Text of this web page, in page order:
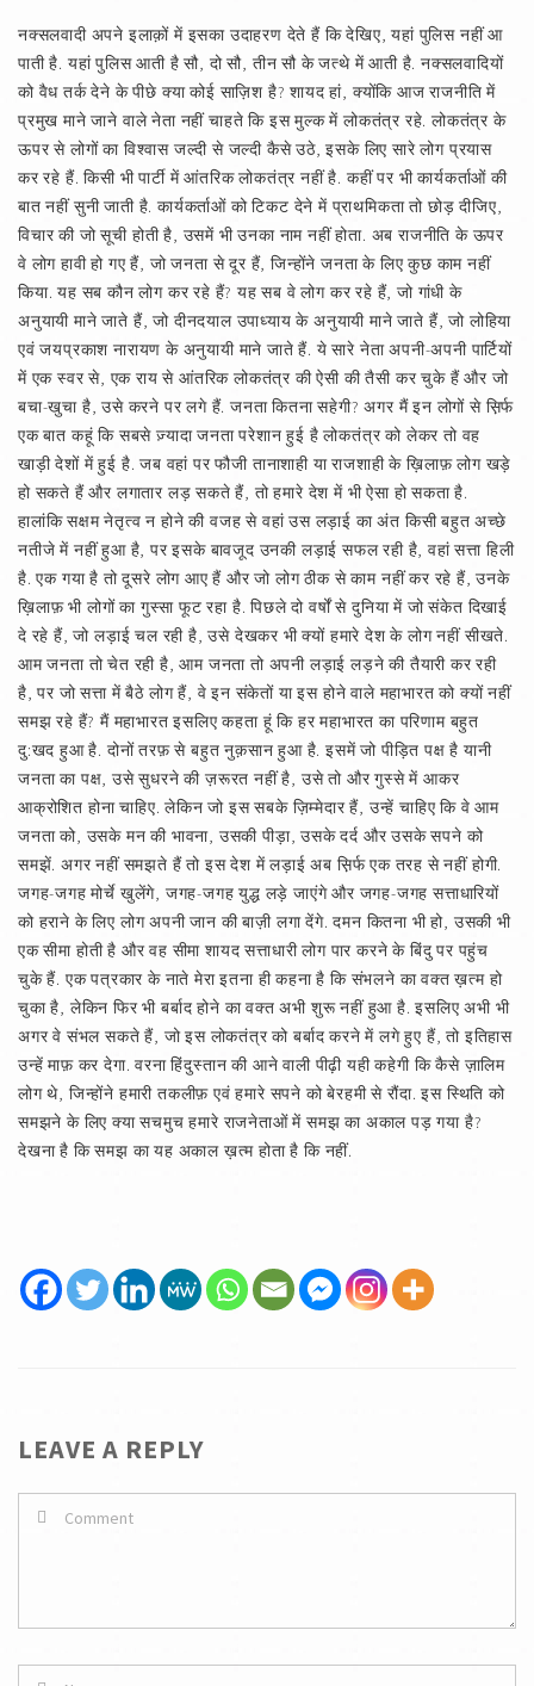
नक्सलवादी अपने इलाक़ों में इसका उदाहरण देते हैं कि देखिए, यहां पुलिस नहीं आ
पाती है. यहां पुलिस आती है सौ, दो सौ, तीन सौ के जत्थे में आती है. नक्सलवादियों
को वैध तर्क देने के पीछे क्या कोई साज़िश है? शायद हां, क्योंकि आज राजनीति में
प्रमुख माने जाने वाले नेता नहीं चाहते कि इस मुल्क में लोकतंत्र रहे. लोकतंत्र के
ऊपर से लोगों का विश्‍वास जल्दी से जल्दी कैसे उठे, इसके लिए सारे लोग प्रयास
कर रहे हैं. किसी भी पार्टी में आंतरिक लोकतंत्र नहीं है. कहीं पर भी कार्यकर्ताओं की
बात नहीं सुनी जाती है. कार्यकर्ताओं को टिकट देने में प्राथमिकता तो छोड़ दीजिए,
विचार की जो सूची होती है, उसमें भी उनका नाम नहीं होता. अब राजनीति के ऊपर
वे लोग हावी हो गए हैं, जो जनता से दूर हैं, जिन्होंने जनता के लिए कुछ काम नहीं
किया. यह सब कौन लोग कर रहे हैं? यह सब वे लोग कर रहे हैं, जो गांधी के
अनुयायी माने जाते हैं, जो दीनदयाल उपाध्याय के अनुयायी माने जाते हैं, जो लोहिया
एवं जयप्रकाश नारायण के अनुयायी माने जाते हैं. ये सारे नेता अपनी-अपनी पार्टियों
में एक स्वर से, एक राय से आंतरिक लोकतंत्र की ऐसी की तैसी कर चुके हैं और जो
बचा-खुचा है, उसे करने पर लगे हैं. जनता कितना सहेगी? अगर मैं इन लोगों से स़िर्फ
एक बात कहूं कि सबसे ज़्यादा जनता परेशान हुई है लोकतंत्र को लेकर तो वह
खाड़ी देशों में हुई है. जब वहां पर फौजी तानाशाही या राजशाही के ख़िलाफ़ लोग खड़े
हो सकते हैं और लगातार लड़ सकते हैं, तो हमारे देश में भी ऐसा हो सकता है.
हालांकि सक्षम नेतृत्व न होने की वजह से वहां उस लड़ाई का अंत किसी बहुत अच्छे
नतीजे में नहीं हुआ है, पर इसके बावजूद उनकी लड़ाई सफल रही है, वहां सत्ता हिली
है. एक गया है तो दूसरे लोग आए हैं और जो लोग ठीक से काम नहीं कर रहे हैं, उनके
ख़िलाफ़ भी लोगों का गुस्सा फूट रहा है. पिछले दो वर्षों से दुनिया में जो संकेत दिखाई
दे रहे हैं, जो लड़ाई चल रही है, उसे देखकर भी क्यों हमारे देश के लोग नहीं सीखते.
आम जनता तो चेत रही है, आम जनता तो अपनी लड़ाई लड़ने की तैयारी कर रही
है, पर जो सत्ता में बैठे लोग हैं, वे इन संकेतों या इस होने वाले महाभारत को क्यों नहीं
समझ रहे हैं? मैं महाभारत इसलिए कहता हूं कि हर महाभारत का परिणाम बहुत
दु:खद हुआ है. दोनों तरफ़ से बहुत नुक़सान हुआ है. इसमें जो पीड़ित पक्ष है यानी
जनता का पक्ष, उसे सुधरने की ज़रूरत नहीं है, उसे तो और गुस्से में आकर
आक्रोशित होना चाहिए. लेकिन जो इस सबके ज़िम्मेदार हैं, उन्हें चाहिए कि वे आम
जनता को, उसके मन की भावना, उसकी पीड़ा, उसके दर्द और उसके सपने को
समझें. अगर नहीं समझते हैं तो इस देश में लड़ाई अब स़िर्फ एक तरह से नहीं होगी.
जगह-जगह मोर्चे खुलेंगे, जगह-जगह युद्ध लड़े जाएंगे और जगह-जगह सत्ताधारियों
को हराने के लिए लोग अपनी जान की बाज़ी लगा देंगे. दमन कितना भी हो, उसकी भी
एक सीमा होती है और वह सीमा शायद सत्ताधारी लोग पार करने के बिंदु पर पहुंच
चुके हैं. एक पत्रकार के नाते मेरा इतना ही कहना है कि संभलने का वक्त ख़त्म हो
चुका है, लेकिन फिर भी बर्बाद होने का वक्त अभी शुरू नहीं हुआ है. इसलिए अभी भी
अगर वे संभल सकते हैं, जो इस लोकतंत्र को बर्बाद करने में लगे हुए हैं, तो इतिहास
उन्हें माफ़ कर देगा. वरना हिंदुस्तान की आने वाली पीढ़ी यही कहेगी कि कैसे ज़ालिम
लोग थे, जिन्होंने हमारी तकलीफ़ एवं हमारे सपने को बेरहमी से रौंदा. इस स्थिति को
समझने के लिए क्या सचमुच हमारे राजनेताओं में समझ का अकाल पड़ गया है?
देखना है कि समझ का यह अकाल ख़त्म होता है कि नहीं.
LEAVE A REPLY